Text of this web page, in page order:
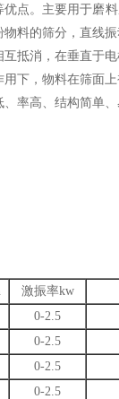
。主要用于磨
料的筛分，直线
抵消，在垂直于
下，物料在筛面
率高、结构简单
激振率kw
0-2.5
0-2.5
0-2.5
0-2.5